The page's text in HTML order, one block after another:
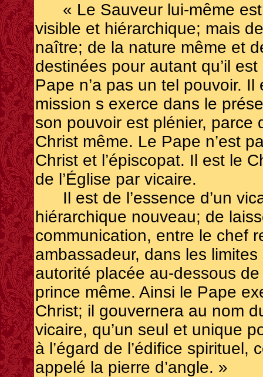
« Le Sauveur lui-même
visible et hiérarchique; mais
naître; de la nature même et
destinées pour autant qu’il
Pape n’a pas un tel pouvoir.
mission s exerce dans le
son pouvoir est plénier, parce
Christ même. Le Pape n’est
Christ et l’épiscopat. Il est le
de l’Église par vicaire.
Il est de l’essence d’un
hiérarchique nouveau; de
communication, entre le chef
ambassadeur, dans les
autorité placée au-dessous
prince même. Ainsi le Pape
Christ; il gouvernera au nom
vicaire, qu’un seul et unique
à l’égard de l’édifice spirituel,
appelé la pierre d’angle. »